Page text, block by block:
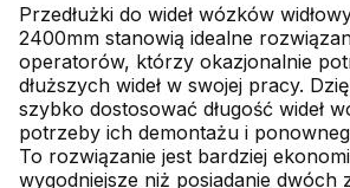
Przedłużki do wideł wózków
2400mm stanowią idealne
operatorów, którzy okazjonalnie
dłuższych wideł w swojej pracy.
szybko dostosować długość wideł
potrzeby ich demontażu i
To rozwiązanie jest bardziej
wygodniejsze niż posiadanie dwóch